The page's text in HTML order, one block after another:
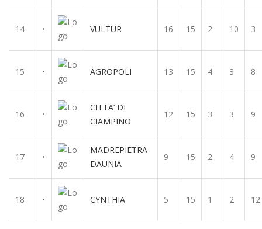
14 • VULTUR 16 15 2 10 3
15 • AGROPOLI 13 15 4 3 8
16 •
CITTA’ DI
CIAMPINO
12 15 3 3 9
17 •
MADREPIETRA
DAUNIA
9 15 2 4 9
18 • CYNTHIA 5 15 1 2 12